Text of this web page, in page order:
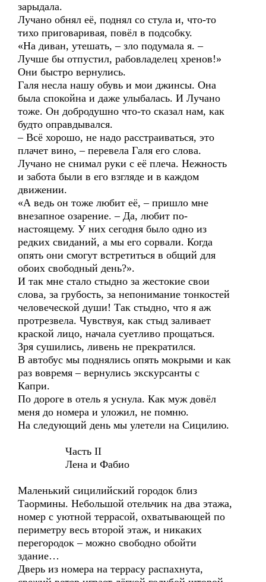
зарыдала.
Лучано обнял её, поднял со стула и, что-то
тихо приговаривая, повёл в подсобку.
«На диван, утешать, – зло подумала я. –
Лучше бы отпустил, рабовладелец хренов!»
Они быстро вернулись.
Галя несла нашу обувь и мои джинсы. Она
была спокойна и даже улыбалась. И Лучано
тоже. Он добродушно что-то сказал нам, как
будто оправдывался.
– Всё хорошо, не надо расстраиваться, это
плачет вино, – перевела Галя его слова.
Лучано не снимал руки с её плеча. Нежность
и забота были в его взгляде и в каждом
движении.
«А ведь он тоже любит её, – пришло мне
внезапное озарение. – Да, любит по-
настоящему. У них сегодня было одно из
редких свиданий, а мы его сорвали. Когда
опять они смогут встретиться в общий для
обоих свободный день?».
И так мне стало стыдно за жестокие свои
слова, за грубость, за непонимание тонкостей
человеческой души! Так стыдно, что я аж
протрезвела. Чувствуя, как стыд заливает
краской лицо, начала суетливо прощаться.
Зря сушились, ливень не прекратился.
В автобус мы поднялись опять мокрыми и как
раз вовремя – вернулись экскурсанты с
Капри.
По дороге в отель я уснула. Как муж довёл
меня до номера и уложил, не помню.
На следующий день мы улетели на Сицилию.
Часть II
Лена и Фабио
Маленький сицилийский городок близ
Таормины. Небольшой отельчик на два этажа,
номер с уютной террасой, охватывающей по
периметру весь второй этаж, и никаких
перегородок – можно свободно обойти
здание…
Дверь из номера на террасу распахнута,